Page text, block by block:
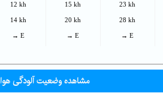
23 kh
28 kh
→ E
15 kh
20 kh
→ E
12 kh
14 kh
→ E
مشاهده وضعیت آلودگی هوا